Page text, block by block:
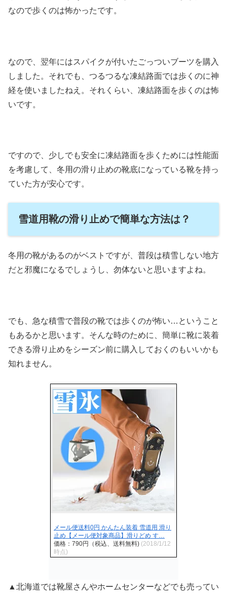
なので歩くのは怖かったです。
なので、翌年にはスパイクが付いたごっついブーツを購入
しました。それでも、つるつるな凍結路面では歩くのに神
経を使いましたねえ。それくらい、凍結路面を歩くのは怖
いです。
ですので、少しでも安全に凍結路面を歩くためには性能面
を考慮して、冬用の滑り止めの靴底になっている靴を持っ
ていた方が安心です。
雪道用靴の滑り止めで簡単な方法は？
冬用の靴があるのがベストですが、普段は積雪しない地方
だと邪魔になるでしょうし、勿体ないと思いますよね。
でも、急な積雪で普段の靴では歩くのが怖い…ということ
もあるかと思います。そんな時のために、簡単に靴に装着
できる滑り止めをシーズン前に購入しておくのもいいかも
知れません。
メール便送料0円 かんたん装着 雪道用 滑り
止め【メール便対象商品】滑りどめ す…
価格：790円（税込、送料無料) (2018/1/12
時点)
▲北海道では靴屋さんやホームセンターなどでも売ってい